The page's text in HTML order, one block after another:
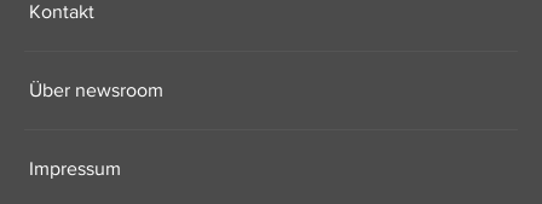
Kontakt
Über newsroom
Impressum